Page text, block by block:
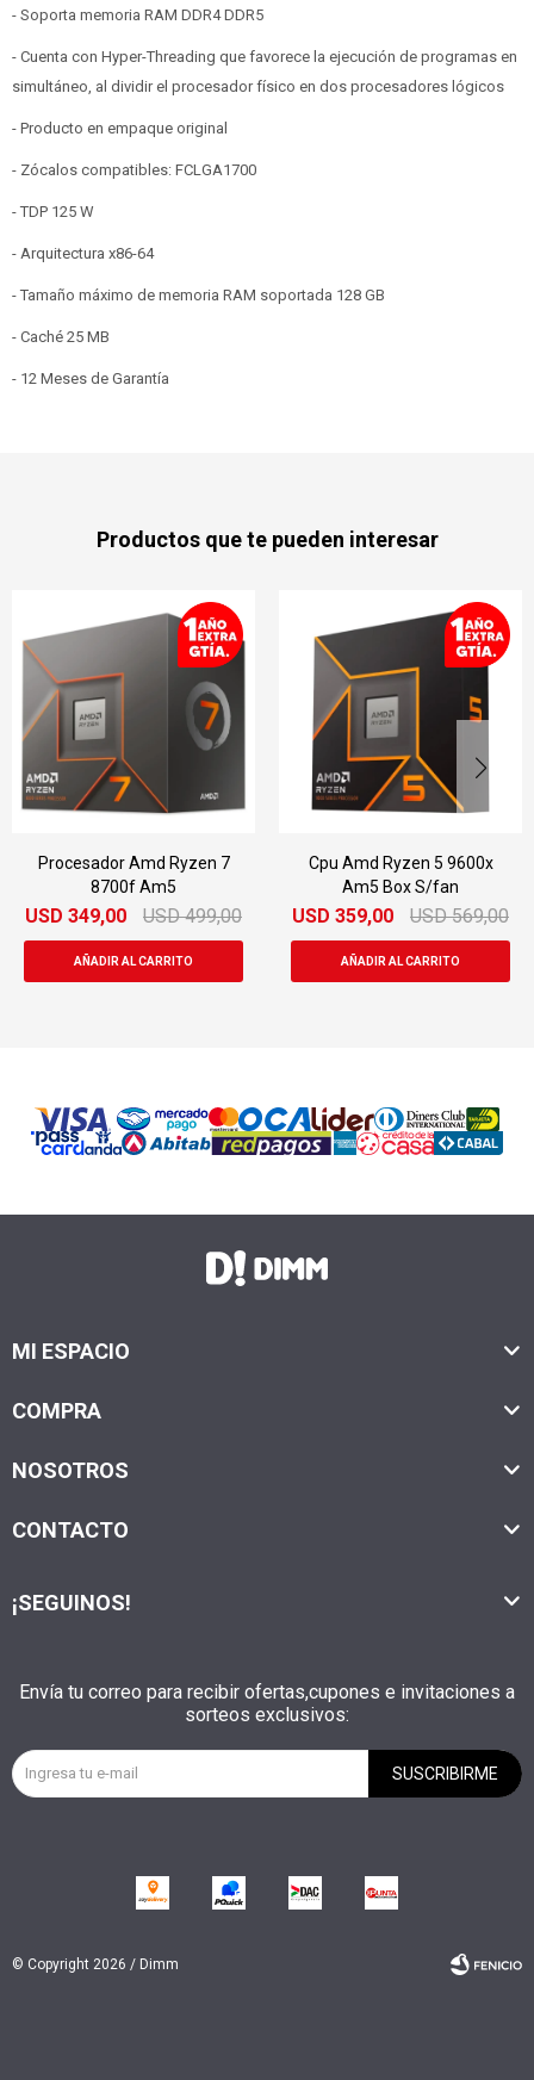
- Soporta memoria RAM DDR4 DDR5
- Cuenta con Hyper-Threading que favorece la ejecución de programas en
simultáneo, al dividir el procesador físico en dos procesadores lógicos
- Producto en empaque original
- Zócalos compatibles: FCLGA1700
- TDP 125 W
- Arquitectura x86-64
- Tamaño máximo de memoria RAM soportada 128 GB
- Caché 25 MB
- 12 Meses de Garantía
Productos que te pueden interesar
Procesador Amd Ryzen 7
8700f Am5
USD 349,00 USD 499,00
Cpu Amd Ryzen 5 9600x
Am5 Box S/fan
USD 359,00 USD 569,00
MI ESPACIO
COMPRA
NOSOTROS
CONTACTO
Envía tu correo para recibir ofertas,cupones e invitaciones a
sorteos exclusivos:
SUSCRIBIRME
¡SEGUINOS!
© Copyright 2026 / Dimm